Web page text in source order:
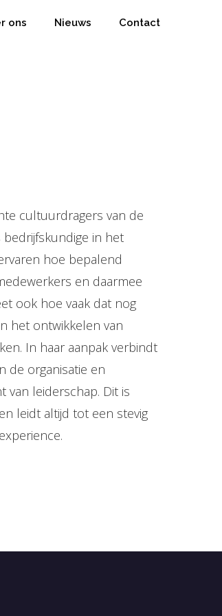
ons Nieuws Contact
cultuurdragers van de
bedrijfskundige in het
hoe bepalend
en daarmee
ook hoe vaak dat nog
het ontwikkelen van
In haar aanpak verbindt
de organisatie en
van leiderschap. Dit is
leidt altijd tot een stevig